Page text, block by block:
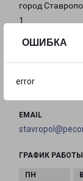
ОШИБКА
error
город
1
на карте
EMAIL
ГРАФИК РАБОТЫ